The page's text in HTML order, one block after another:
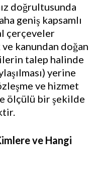
doğrultusunda
geniş kapsamlı
çerçeveler
kanundan doğan
talep halinde
yerine
ve hizmet
ölçülü bir şekilde
ve Hangi